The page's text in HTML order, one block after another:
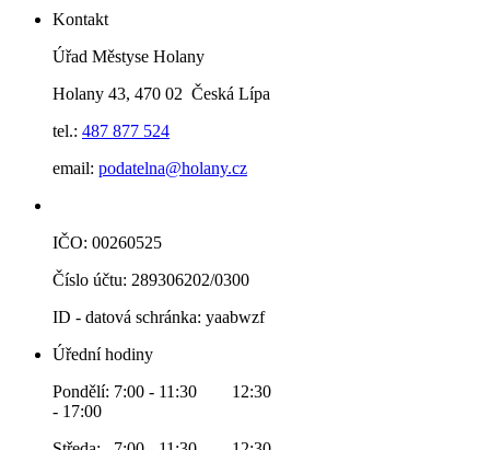
Kontakt
Úřad Městyse Holany
Holany 43, 470 02 Česká Lípa
tel.: 487 877 524
email: podatelna@holany.cz
IČO: 00260525
Číslo účtu: 289306202/0300
ID - datová schránka: yaabwzf
Úřední hodiny
Pondělí: 7:00 - 11:30 12:30
- 17:00